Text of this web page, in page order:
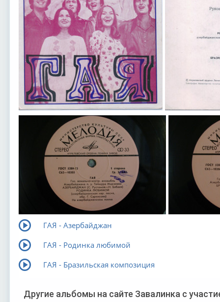
ГАЯ - Азербайджан
ГАЯ - Родинка любимой
ГАЯ - Бразильская композиция
Другие альбомы на сайте Завалинка с